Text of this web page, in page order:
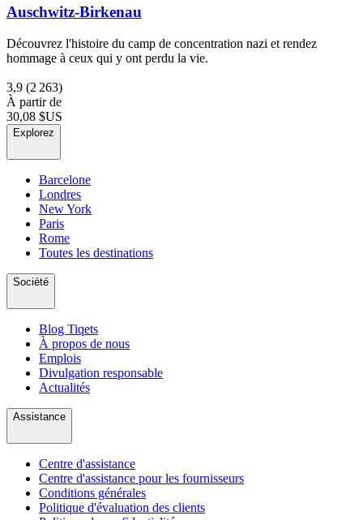
Auschwitz-Birkenau
Découvrez l'histoire du camp de concentration nazi et rendez
hommage à ceux qui y ont perdu la vie.
3,9 (2 263)
À partir de
30,08 $US
Explorez
Barcelone
Londres
New York
Paris
Rome
Toutes les destinations
Société
Blog Tiqets
À propos de nous
Emplois
Divulgation responsable
Actualités
Assistance
Centre d'assistance
Centre d'assistance pour les fournisseurs
Conditions générales
Politique d'évaluation des clients